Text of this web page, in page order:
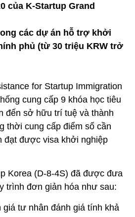
của K-Startup Grand
các dự án hỗ trợ khởi
phủ (từ 30 triệu KRW trở
for Startup Immigration
cung cấp 9 khóa học tiêu
đến sở hữu trí tuệ và thành
thời cung cấp điểm số cần
đạt được visa khởi nghiệp
Korea (D-8-4S) đã được đưa
trình đơn giản hóa như sau:
giá tư nhân đánh giá tính khả